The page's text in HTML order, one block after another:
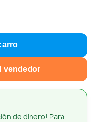
de dinero! Para
vendedor